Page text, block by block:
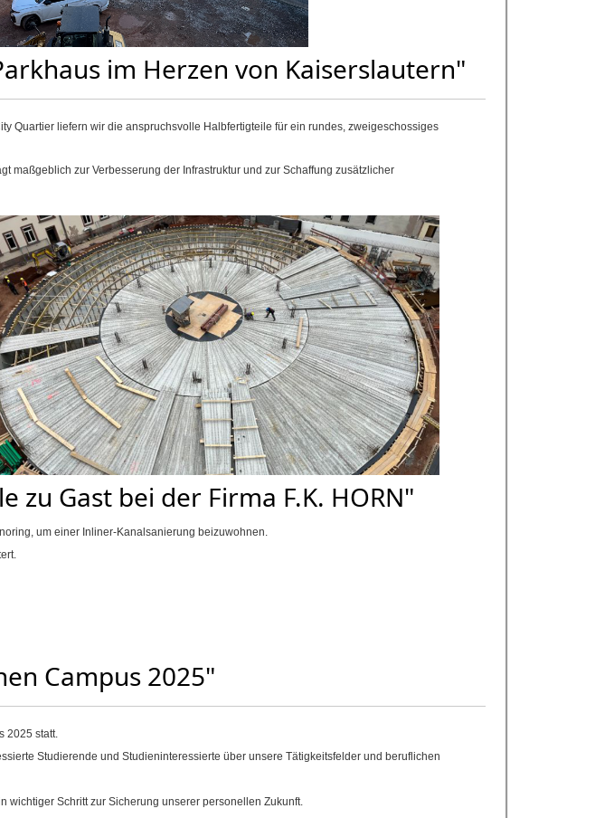
im Herzen von Kaiserslautern"
Quartier liefern wir die anspruchsvolle Halbfertigteile für ein rundes, zweigeschossiges
maßgeblich zur Verbesserung der Infrastruktur und zur Schaffung zusätzlicher
zu Gast bei der Firma F.K. HORN"
um einer Inliner-Kanalsanierung beizuwohnen.
Campus 2025"
2025 statt.
Studierende und Studieninteressierte über unsere Tätigkeitsfelder und beruflichen
wichtiger Schritt zur Sicherung unserer personellen Zukunft.